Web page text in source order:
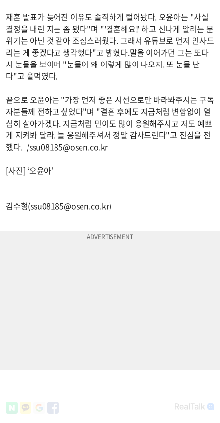
재혼 발표가 늦어진 이유도 솔직하게 털어놨다. 오윤아는 "사실
결정을 내린 지는 좀 됐다"며 "'결혼해요!' 하고 신나게 알리는 분
위기는 아닌 것 같아 조심스러웠다. 그래서 유튜브로 먼저 인사드
리는 게 좋겠다고 생각했다"고 밝혔다.말을 이어가던 그는 또다
시 눈물을 보이며 "눈물이 왜 이렇게 많이 나오지. 또 눈물 난
다"고 울먹였다.
끝으로 오윤아는 "가장 먼저 좋은 시선으로만 바라봐주시는 구독
자분들께 전하고 싶었다"며 "결혼 후에도 지금처럼 변함없이 열
심히 살아가겠다. 지금처럼 민이도 많이 응원해주시고 저도 예쁘
게 지켜봐 달라. 늘 응원해주셔서 정말 감사드린다"고 진심을 전
했다. /ssu08185@osen.co.kr
[사진] ‘오윤아’
김수형(ssu08185@osen.co.kr)